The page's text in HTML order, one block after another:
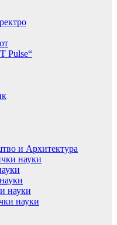
Pulse“
и Архитектура
науки
науки
науки